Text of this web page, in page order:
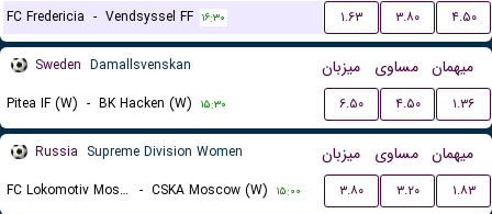
FC Fredericia - Vendsyssel FF ۱۶:۳۰ ۱.۶۳ ۳.۸۰ ۴.۵۰
Sweden Damallsvenskan میزبان مساوی میهمان
Pitea IF (W) - BK Hacken (W) ۱۵:۳۰ ۶.۵۰ ۴.۵۰ ۱.۳۶
Russia Supreme Division Women میزبان مساوی میهمان
FC Lokomotiv Moscow (W) - CSKA Moscow (W) ۱۵:۰۰ ۳.۸۰ ۳.۲۰ ۱.۸۳